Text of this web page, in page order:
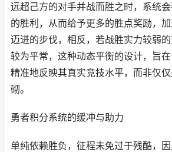
远超己方的对手并战而胜之时，系统
的胜利，从而给予更多的胜点奖励，
迈进的步伐，相反，若战胜实力较弱
较为平常，这种动态平衡的设计，旨
精准地反映其真实竞技水平，而非仅
砌。
勇者积分系统的缓冲与助力
单纯依赖胜负，征程未免过于残酷，